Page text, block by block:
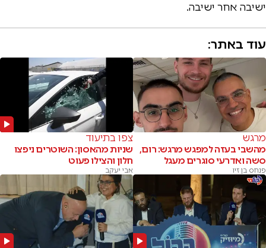
ישיבה אחר ישיבה.
עוד באתר:
מרגש
מהשבי בעזה למפגש מרגש: רום,
סשה ואדרעי סוגרים מעגל
פנחס בן זיו
צפו בתיעוד
שניות מהאסון: השוטרים ניפצו
חלון והצילו פעוט
אבי יעקב